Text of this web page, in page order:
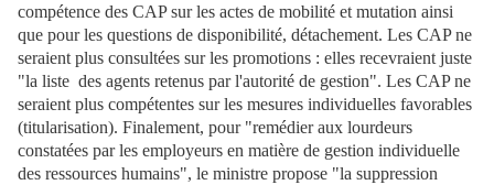
compétence des CAP sur les actes de mobilité et mutation ainsi
que pour les questions de disponibilité, détachement. Les CAP ne
seraient plus consultées sur les promotions : elles recevraient juste
"la liste des agents retenus par l'autorité de gestion". Les CAP ne
seraient plus compétentes sur les mesures individuelles favorables
(titularisation). Finalement, pour "remédier aux lourdeurs
constatées par les employeurs en matière de gestion individuelle
des ressources humains", le ministre propose "la suppression